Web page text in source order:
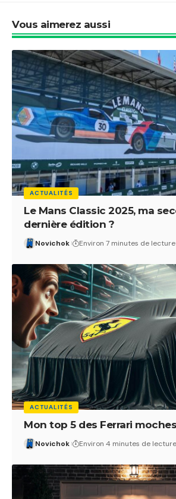
Vous aimerez aussi
ACTUALITÉS
Le Mans Classic 2025, ma
dernière édition ?
Novichok Environ 7 minutes de lecture
ACTUALITÉS
Mon top 5 des Ferrari moches
Novichok Environ 4 minutes de lecture